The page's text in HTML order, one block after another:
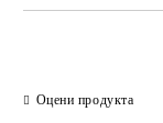
Оцени продукта